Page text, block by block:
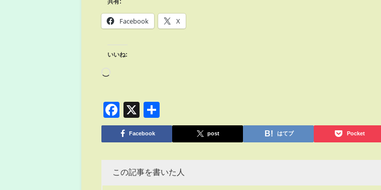
共有:
Facebook X
いいね:
Facebook
X
有
Facebook post はてブ Pocket
この記事を書いた人